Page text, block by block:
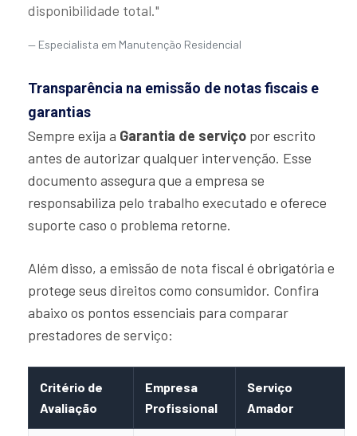
disponibilidade total."
Especialista em Manutenção Residencial
Transparência na emissão de notas fiscais e
garantias
Sempre exija a Garantia de serviço por escrito
antes de autorizar qualquer intervenção. Esse
documento assegura que a empresa se
responsabiliza pelo trabalho executado e oferece
suporte caso o problema retorne.
Além disso, a emissão de nota fiscal é obrigatória e
protege seus direitos como consumidor. Confira
abaixo os pontos essenciais para comparar
prestadores de serviço:
Critério de
Avaliação
Empresa
Profissional
Serviço
Amador